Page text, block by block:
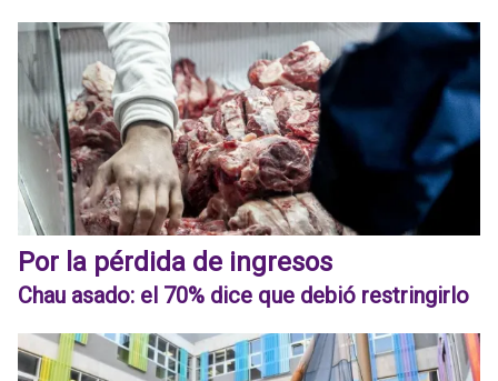
Por la pérdida de ingresos
Chau asado: el 70% dice que debió restringirlo